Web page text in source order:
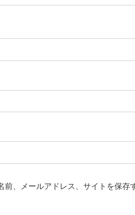
、メールアドレス、サイトを保存